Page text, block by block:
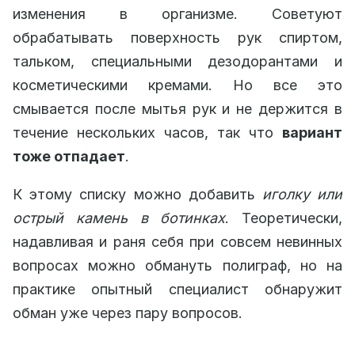
изменения в организме. Советуют
обрабатывать поверхность рук спиртом,
тальком, специальными дезодорантами и
косметическими кремами. Но все это
смывается после мытья рук и не держится в
течение нескольких часов, так что вариант
тоже отпадает.
К этому списку можно добавить иголку или
острый камень в ботинках. Теоретически,
надавливая и раня себя при совсем невинных
вопросах можно обмануть полиграф, но на
практике опытный специалист обнаружит
обман уже через пару вопросов.